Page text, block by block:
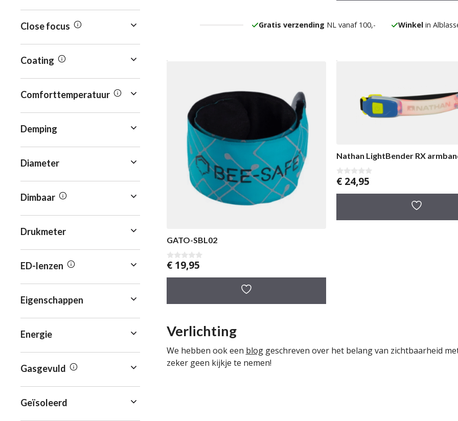
Gratis verzending NL vanaf 100,- Winkel in
GATO-SBL02
0
a
€19,95
Nathan LightBender RX
0
v
a
€ 24,95
Verlichting
We hebben ook een bloggeschreven over het belang van zichtbaarheid
zeker geen kijkje te nemen!
Close focus
Coating
Comforttemperatuur
Demping
Diameter
Dimbaar
Drukmeter
ED-lenzen
Eigenschappen
Energie
Gasgevuld
Geïsoleerd